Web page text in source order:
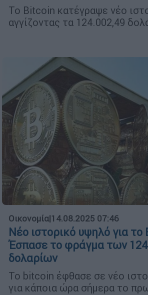
Το Bitcoin κατέγραψε νέο
αγγίζοντας τα 124.002,49
Οικονομία|14.08.2025 07:46
Νέο ιστορικό υψηλό για
Έσπασε το φράγμα των
δολαρίων
Το bitcoin έφθασε σε νέο
για κάποια ώρα σήμερα το